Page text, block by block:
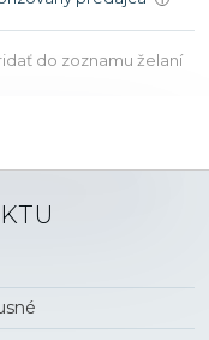
do zoznamu želaní